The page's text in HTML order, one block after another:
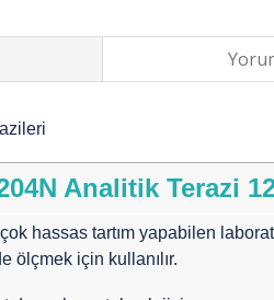
Analitik Terazi
hassas tartım yapabilen
ölçmek için kullanılır.